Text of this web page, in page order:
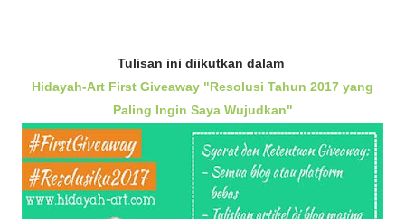
Tulisan ini diikutkan dalam
Hidayah-Art First Giveaway "Resolusi Tahun 2017 yang
Paling Ingin Saya Wujudkan"